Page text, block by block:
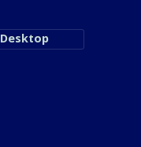
Desktop